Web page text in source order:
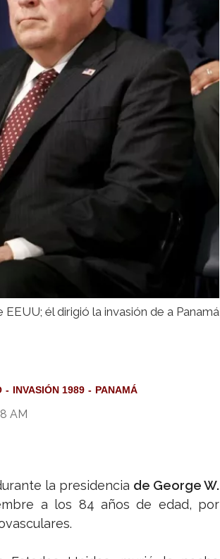
él dirigió la invasión de a Panamá
INVASIÓN 1989 PANAMÁ
AM
la presidencia de George W.
a los 84 años de edad, por